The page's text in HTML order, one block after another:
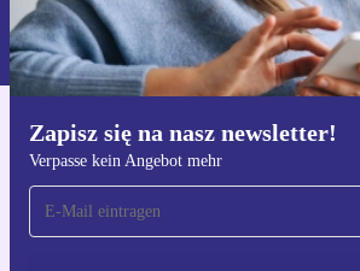
Zapisz się na nasz newsletter!
Verpasse kein Angebot mehr
Informacje na temat używania danych osobowych
naszej
Polityce prywatności
Pobierz aplikację
Dla iOS i Android